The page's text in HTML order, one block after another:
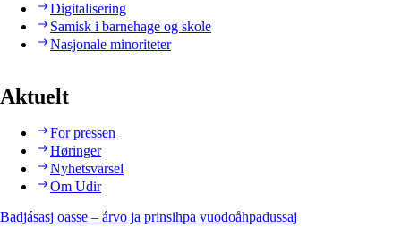
Digitalisering
Samisk i barnehage og skole
Nasjonale minoriteter
Aktuelt
For pressen
Høringer
Nyhetsvarsel
Om Udir
Badjásasj oasse – árvo ja prinsihpa vuodoåhpadussaj